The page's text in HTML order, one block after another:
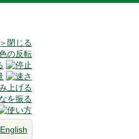
＞閉じる
English